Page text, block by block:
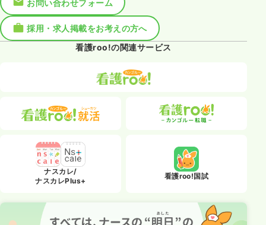
お問い合わせフォーム
採用・求人掲載をお考えの方へ
看護roo!の関連サービス
ナスカレ/
ナスカレPlus+
看護roo!国試